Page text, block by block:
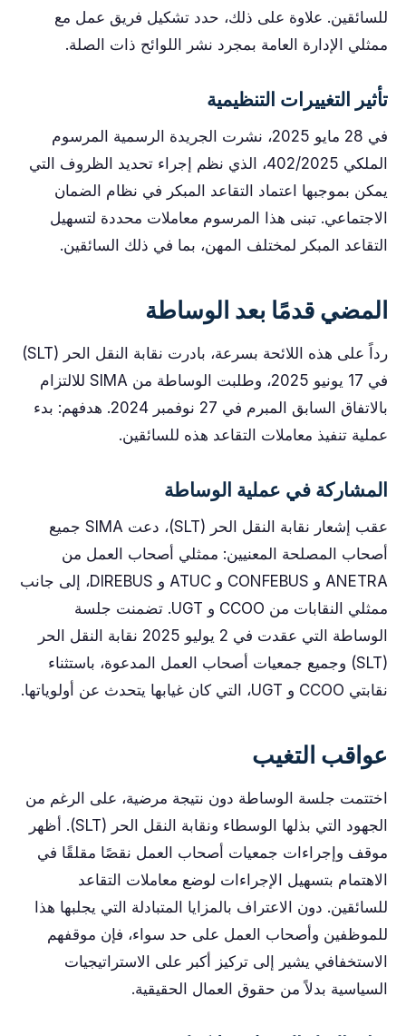
للسائقين. علاوة على ذلك، حدد تشكيل فريق عمل مع
ممثلي الإدارة العامة بمجرد نشر اللوائح ذات الصلة.
تأثير التغييرات التنظيمية
في 28 مايو 2025، نشرت الجريدة الرسمية المرسوم
الملكي 402/2025، الذي نظم إجراء تحديد الظروف التي
يمكن بموجبها اعتماد التقاعد المبكر في نظام الضمان
الاجتماعي. تبنى هذا المرسوم معاملات محددة لتسهيل
التقاعد المبكر لمختلف المهن، بما في ذلك السائقين.
المضي قدمًا بعد الوساطة
رداً على هذه اللائحة بسرعة، بادرت نقابة النقل الحر (SLT)
في 17 يونيو 2025، وطلبت الوساطة من SIMA للالتزام
بالاتفاق السابق المبرم في 27 نوفمبر 2024. هدفهم: بدء
عملية تنفيذ معاملات التقاعد هذه للسائقين.
المشاركة في عملية الوساطة
عقب إشعار نقابة النقل الحر (SLT)، دعت SIMA جميع
أصحاب المصلحة المعنيين: ممثلي أصحاب العمل من
ANETRA و CONFEBUS و ATUC و DIREBUS، إلى جانب
ممثلي النقابات من CCOO و UGT. تضمنت جلسة
الوساطة التي عقدت في 2 يوليو 2025 نقابة النقل الحر
(SLT) وجميع جمعيات أصحاب العمل المدعوة، باستثناء
نقابتي CCOO و UGT، التي كان غيابها يتحدث عن أولوياتها.
عواقب التغيب
اختتمت جلسة الوساطة دون نتيجة مرضية، على الرغم من
الجهود التي بذلها الوسطاء ونقابة النقل الحر (SLT). أظهر
موقف وإجراءات جمعيات أصحاب العمل نقصًا مقلقًا في
الاهتمام بتسهيل الإجراءات لوضع معاملات التقاعد
للسائقين. دون الاعتراف بالمزايا المتبادلة التي يجلبها هذا
للموظفين وأصحاب العمل على حد سواء، فإن موقفهم
الاستخفافي يشير إلى تركيز أكبر على الاستراتيجيات
السياسية بدلاً من حقوق العمال الحقيقية.